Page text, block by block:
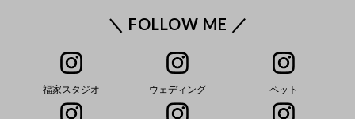
＼ FOLLOW ME ／
福家スタジオ ウェディング ペット